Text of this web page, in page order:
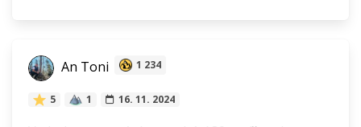
An Toni 1 234
5 1 16. 11. 2024